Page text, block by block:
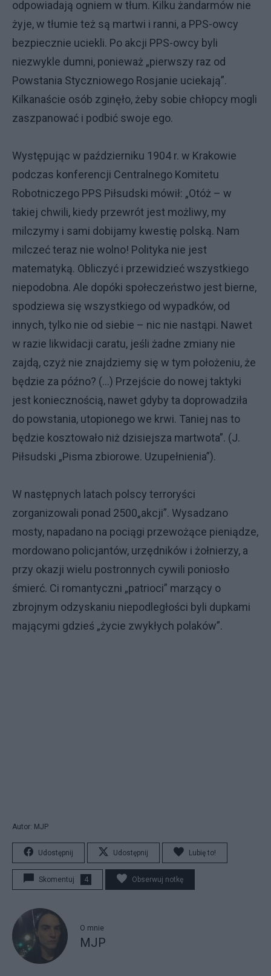
odpowiadają ogniem w tłum. Kilku żandarmów nie
żyje, w tłumie też są martwi i ranni, a PPS-owcy
bezpiecznie uciekli. Po akcji PPS-owcy byli
niezwykle dumni, ponieważ „pierwszy raz od
Powstania Styczniowego Rosjanie uciekają”.
Kilkanaście osób zginęło, żeby sobie chłopcy mogli
zaszpanować i podbić swoje ego.
Występując w październiku 1904 r. w Krakowie
podczas konferencji Centralnego Komitetu
Robotniczego PPS Piłsudski mówił: „Otóż – w
takiej chwili, kiedy przewrót jest możliwy, my
milczymy i sami dobijamy kwestię polską. Nam
milczeć teraz nie wolno! Polityka nie jest
matematyką. Obliczyć i przewidzieć wszystkiego
niepodobna. Ale dopóki społeczeństwo jest bierne,
spodziewa się wszystkiego od wypadków, od
innych, tylko nie od siebie – nic nie nastąpi. Nawet
w razie likwidacji caratu, jeśli żadne zmiany nie
zajdą, czyż nie znajdziemy się w tym położeniu, że
będzie za późno? (…) Przejście do nowej taktyki
jest koniecznością, nawet gdyby ta doprowadziła
do powstania, utopionego we krwi. Taniej nas to
będzie kosztowało niż dzisiejsza martwota”. (J.
Piłsudski „Pisma zbiorowe. Uzupełnienia”).
W następnych latach polscy terroryści
zorganizowali ponad 2500„akcji”. Wysadzano
mosty, napadano na pociągi przewożące pieniądze,
mordowano policjantów, urzędników i żołnierzy, a
przy okazji wielu postronnych cywili poniosło
śmierć. Ci romantyczni „patrioci” marzący o
zbrojnym odzyskaniu niepodległości byli dupkami
mającymi gdzieś „życie zwykłych polaków”.
Autor: MJP
Udostępnij Udostępnij Lubię to!
Skomentuj 4 Obserwuj notkę
O mnie
MJP